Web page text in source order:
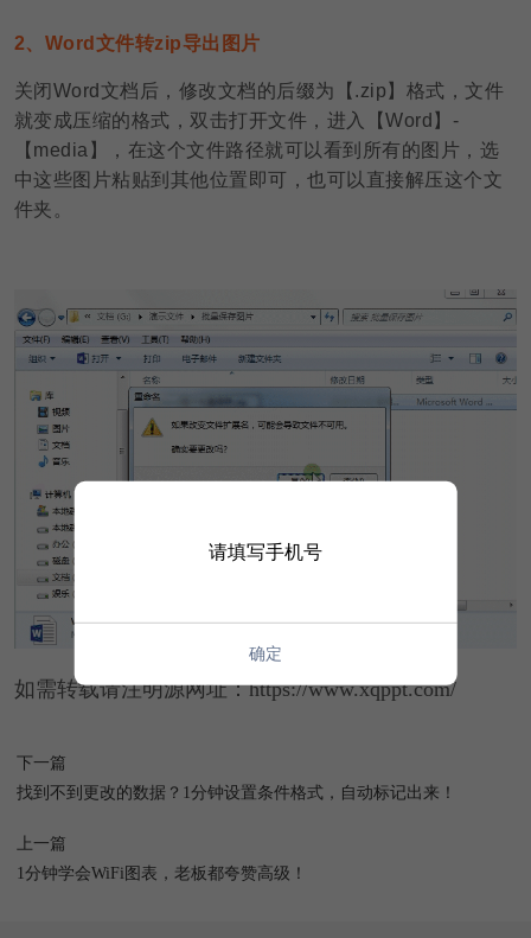
2、Word文件转zip导出图片
关闭Word文档后，修改文档的后缀为【.zip】格式，文件
就变成压缩的格式，双击打开文件，进入【Word】-
【media】，在这个文件路径就可以看到所有的图片，选
中这些图片粘贴到其他位置即可，也可以直接解压这个文
件夹。
如需转载请注明源网址：https://www.xqppt.com/
下一篇
找到不到更改的数据？1分钟设置条件格式，自动标记出来！
上一篇
1分钟学会WiFi图表，老板都夸赞高级！
请填写手机号
确定